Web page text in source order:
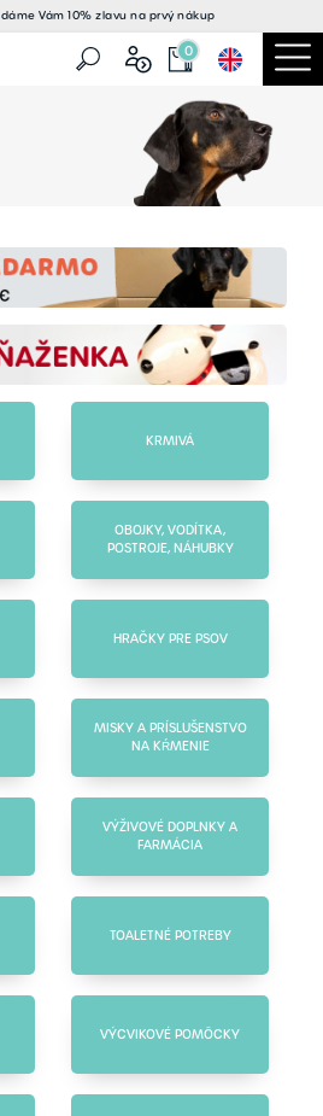
dáme Vám 10% zlavu na prvý nákup
0
KRMIVÁ
OBOJKY, VODÍTKA,
POSTROJE, NÁHUBKY
HRAČKY PRE PSOV
MISKY A PRÍSLUŠENSTVO
NA KŔMENIE
VÝŽIVOVÉ DOPLNKY A
FARMÁCIA
TOALETNÉ POTREBY
VÝCVIKOVÉ POMÔCKY